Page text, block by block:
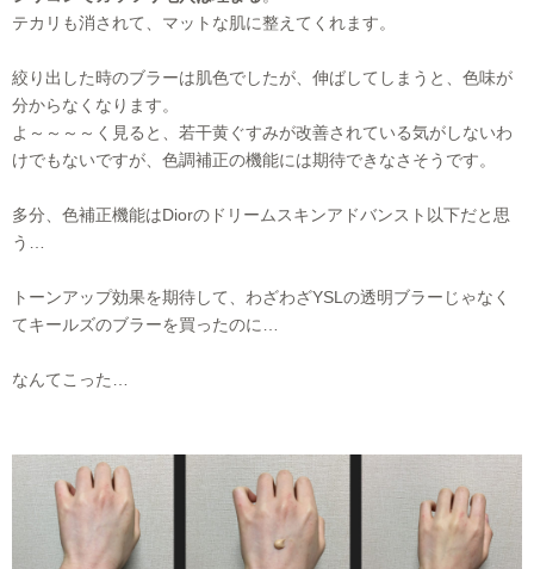
テカリも消されて、マットな肌に整えてくれます。
絞り出した時のブラーは肌色でしたが、伸ばしてしまうと、色味が
分からなくなります。
よ～～～～く見ると、若干黄ぐすみが改善されている気がしないわ
けでもないですが、色調補正の機能には期待できなさそうです。
多分、色補正機能はDiorのドリームスキンアドバンスト以下だと思
う…
トーンアップ効果を期待して、わざわざYSLの透明ブラーじゃなく
てキールズのブラーを買ったのに…
なんてこった…